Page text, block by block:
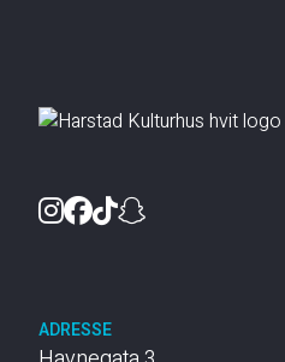
Instagram
Facebook
TikTok
ADRESSE